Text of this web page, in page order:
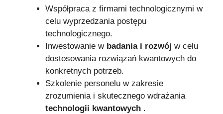
Współpraca z firmami technologicznymi w
celu wyprzedzania postępu
technologicznego.
Inwestowanie w badania i rozwój w celu
dostosowania rozwiązań kwantowych do
konkretnych potrzeb.
Szkolenie personelu w zakresie
zrozumienia i skutecznego wdrażania
technologii kwantowych .